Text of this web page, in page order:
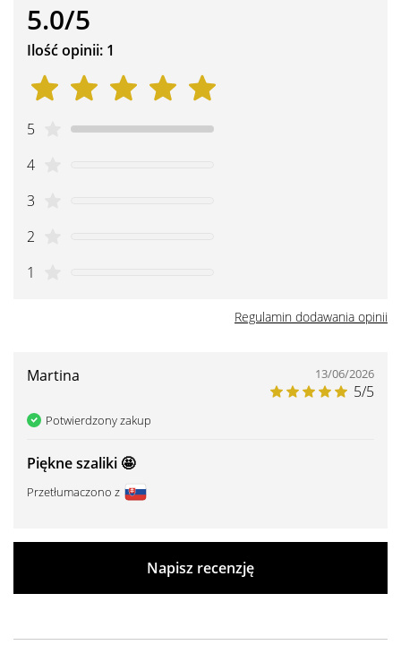
5.0/5
Ilość opinii: 1
5
4
3
2
1
Regulamin dodawania opinii
Martina 13/06/2026
5/5
Potwierdzony zakup
Piękne szaliki 🤩
Przetłumaczono z
Napisz recenzję